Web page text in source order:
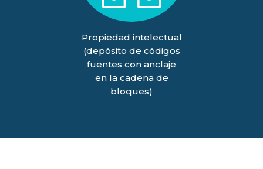
Propiedad intelectual
(depósito de códigos
fuentes con anclaje
en la cadena de
bloques)